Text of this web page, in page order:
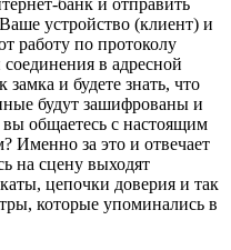
устройство (клиент) и
работу по протоколу
в адресной
замка и будете знать, что
будут зашифрованы и
общаетесь с настоящим
Именно за это и отвечает
на сцену выходят
цепочки доверия и так
которые упоминались в